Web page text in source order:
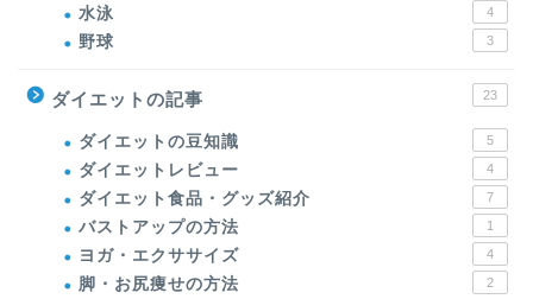
水泳 4
野球 3
ダイエットの記事 23
ダイエットの豆知識 5
ダイエットレビュー 4
ダイエット食品・グッズ紹介 7
バストアップの方法 1
ヨガ・エクササイズ 4
脚・お尻痩せの方法 2